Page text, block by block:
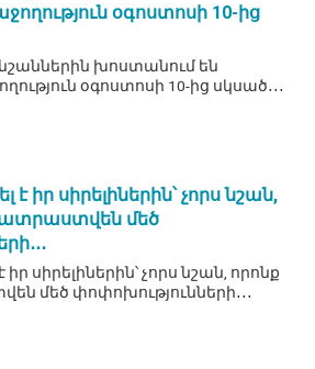
օգոստոսի 10-ից
խոստանում են
օգոստոսի 10-ից սկսած․․․
իր սիրելիներին՝ չորս նշան,
մեծ
սիրելիներին՝ չորս նշան, որոնք
մեծ փոփոխությունների․․․